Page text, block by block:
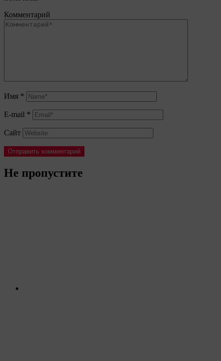
Комментарий
Имя *
E-mail *
Сайт
Не пропустите